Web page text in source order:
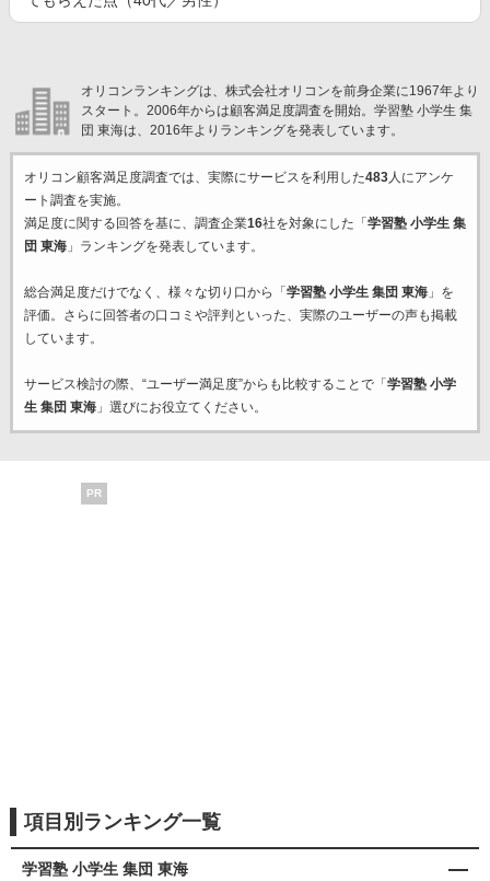
オリコンランキングは、株式会社オリコンを前身企業に1967年より
スタート。2006年からは顧客満足度調査を開始。学習塾 小学生 集
団 東海は、2016年よりランキングを発表しています。
オリコン顧客満足度調査では、実際にサービスを利用した483人にアンケ
ート調査を実施。
満足度に関する回答を基に、調査企業16社を対象にした「 学習塾 小学生 集
団 東海」ランキングを発表しています。
総合満足度だけでなく、様々な切り口から「 学習塾 小学生 集団 東海」を
評価。さらに回答者の口コミや評判といった、実際のユーザーの声も掲載
しています。
サービス検討の際、“ユーザー満足度”からも比較することで「 学習塾 小学
生 集団 東海」選びにお役立てください。
PR
項目別ランキング一覧
学習塾 小学生 集団 東海